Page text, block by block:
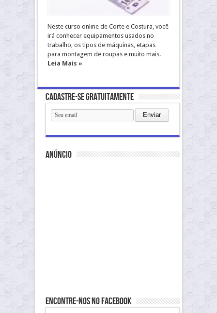
Neste curso online de Corte e Costura, você
irá conhecer equipamentos usados no
trabalho, os tipos de máquinas, etapas
para montagem de roupas e muito mais.
Leia Mais »
Cadastre-se gratuitamente
anúncio
Encontre-nos no Facebook